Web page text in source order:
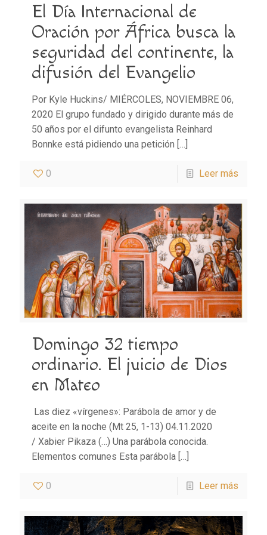
El Día Internacional de
Oración por África busca la
seguridad del continente, la
difusión del Evangelio
Por Kyle Huckins/ MIÉRCOLES, NOVIEMBRE 06,
2020 El grupo fundado y dirigido durante más de
50 años por el difunto evangelista Reinhard
Bonnke está pidiendo una petición […]
0 Leer más
Domingo 32 tiempo
ordinario. El juicio de Dios
en Mateo
Las diez «vírgenes»: Parábola de amor y de
aceite en la noche (Mt 25, 1-13) 04.11.2020
/ Xabier Pikaza (…) Una parábola conocida.
Elementos comunes Esta parábola […]
0 Leer más